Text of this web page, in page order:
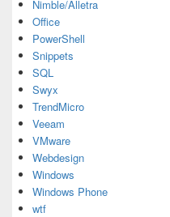
Nimble/Alletra
Office
PowerShell
Snippets
SQL
Swyx
TrendMicro
Veeam
VMware
Webdesign
Windows
Windows Phone
wtf